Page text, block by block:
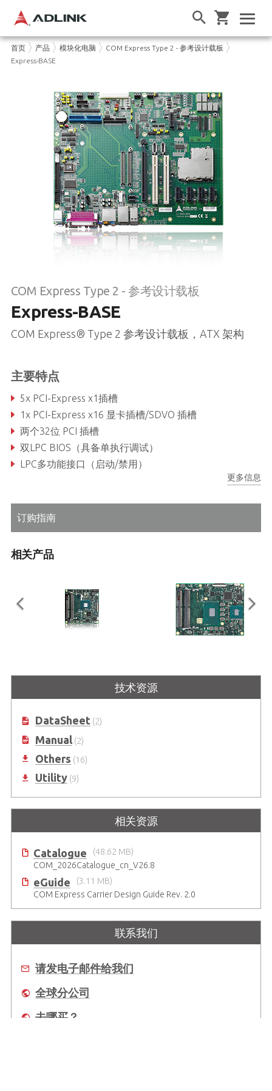
首页 产品 模块化电脑
COM Express Type 2 - 参考设计载板
Express-BASE
COM Express Type 2 - 参考设计载板
Express-BASE
COM Express® Type 2 参考设计载板，ATX 架构
主要特点
5x PCI-Express x1插槽
1x PCI-Express x16 显卡插槽/SDVO 插槽
两个32位 PCI 插槽
双LPC BIOS（具备单执行调试）
LPC多功能接口（启动/禁用）
更多信息
订购指南
相关产品
紧凑型 COM Express® Type 2计算
模块，支持Intel® Atom™ 或
基本型COM Express Type 2计算模
块，支持第7代Intel® Xeon®和
Core™处理器（代号：Kaby Lake）
技术资源
DataSheet(2)
Manual(2)
Others (16)
Utility(9)
相关资源
Catalogue
(48.62 MB)
COM_2026Catalogue_cn_V26.8
eGuide
(3.11 MB)
COM Express Carrier Design Guide Rev. 2.0
联系我们
请发电子邮件给我们
全球分公司
去哪买？